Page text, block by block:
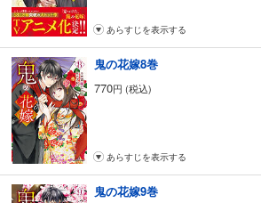
あらすじを表示する
鬼の花嫁8巻
770円 (税込)
あらすじを表示する
鬼の花嫁9巻